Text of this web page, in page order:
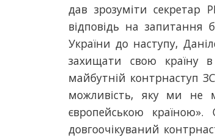
дав зрозуміти
відповідь на запитання
України до наступу,
захищати свою країну
майбутній контрнаступ
можливість, яку ми не
європейською
довгоочікуваний